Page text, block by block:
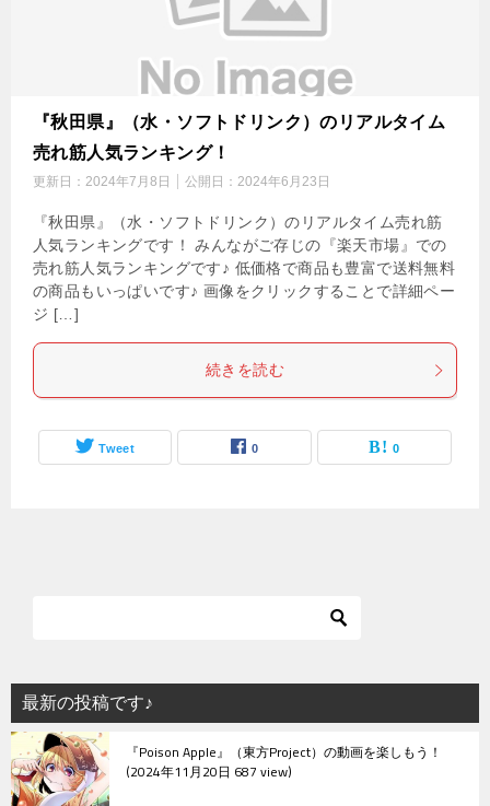
『秋田県』（水・ソフトドリンク）のリアルタイム
売れ筋人気ランキング！
更新日： 2024年7月8日 公開日： 2024年6月23日
『秋田県』（水・ソフトドリンク）のリアルタイム売れ筋
人気ランキングです！ みんながご存じの『楽天市場』での
売れ筋人気ランキングです♪ 低価格で商品も豊富で送料無料
の商品もいっぱいです♪ 画像をクリックすることで詳細ペー
ジ […]
続きを読む
Tweet 0 0
最新の投稿です♪
『Poison Apple』（東方Project）の動画を楽しもう！
2024年11月20日 687 view